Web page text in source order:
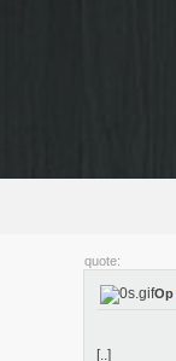
quote:
Op
[..]